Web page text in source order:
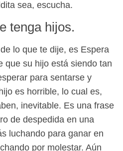
sea, escucha.
tenga hijos.
lo que te dije, es Espera
que su hijo está siendo tan
para sentarse y
es horrible, lo cual es,
inevitable. Es una frase
de despedida en una
luchando para ganar en
por molestar. Aún